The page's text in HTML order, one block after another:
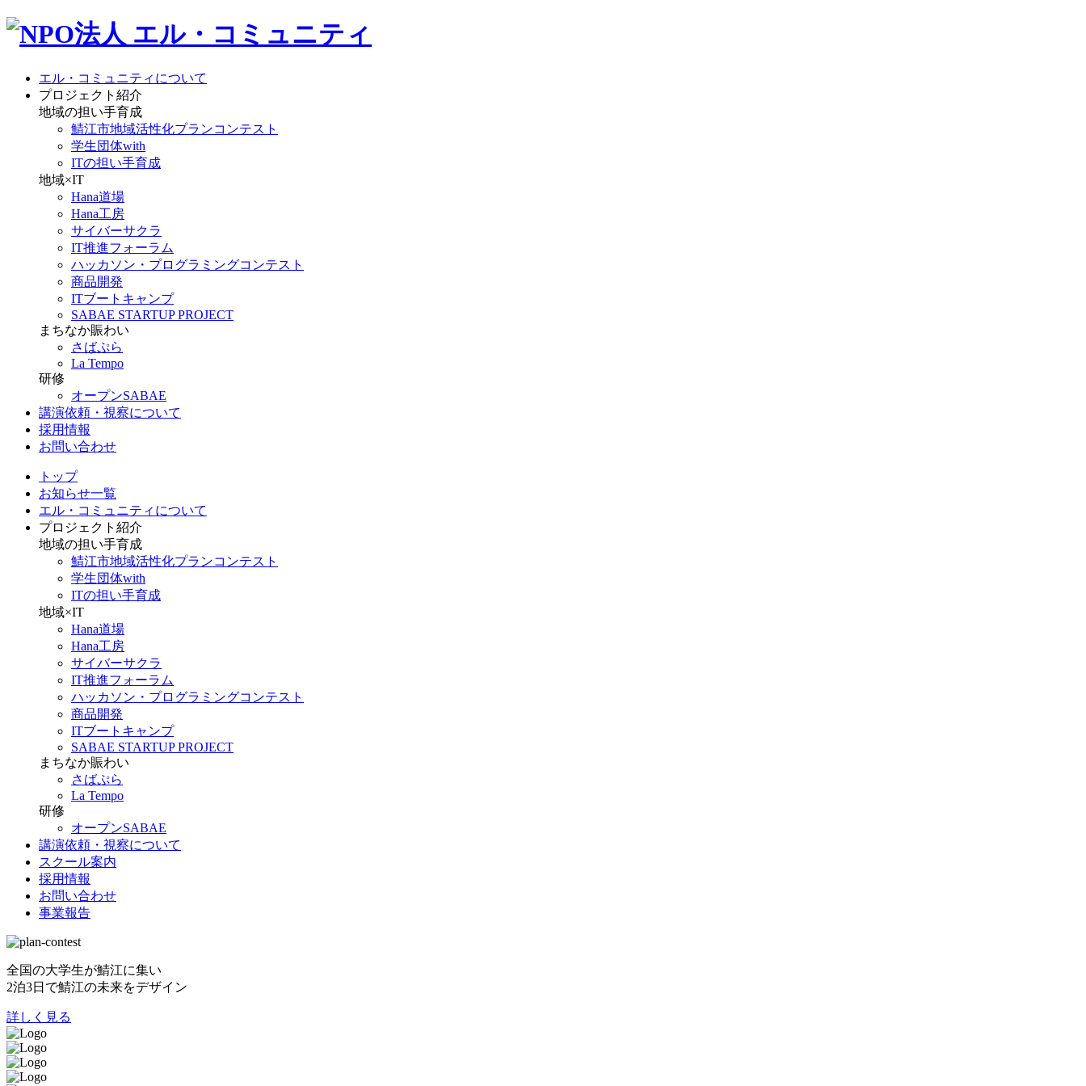
エル・コミュニティについて
プロジェクト紹介
地域の担い手育成
鯖江市地域活性化プランコンテスト
学生団体with
ITの担い手育成
地域×IT
Hana道場
Hana工房
サイバーサクラ
IT推進フォーラム
ハッカソン・プログラミングコンテスト
商品開発
ITブートキャンプ
SABAE STARTUP PROJECT
まちなか賑わい
さばぷら
La Tempo
研修
オープンSABAE
講演依頼・視察について
採用情報
お問い合わせ
トップ
お知らせ一覧
エル・コミュニティについて
プロジェクト紹介
地域の担い手育成
鯖江市地域活性化プランコンテスト
学生団体with
ITの担い手育成
地域×IT
Hana道場
Hana工房
サイバーサクラ
IT推進フォーラム
ハッカソン・プログラミングコンテスト
商品開発
ITブートキャンプ
SABAE STARTUP PROJECT
まちなか賑わい
さばぷら
La Tempo
研修
オープンSABAE
講演依頼・視察について
スクール案内
採用情報
お問い合わせ
事業報告
全国の大学生が鯖江に集い
2泊3日で鯖江の未来をデザイン
詳しく見る